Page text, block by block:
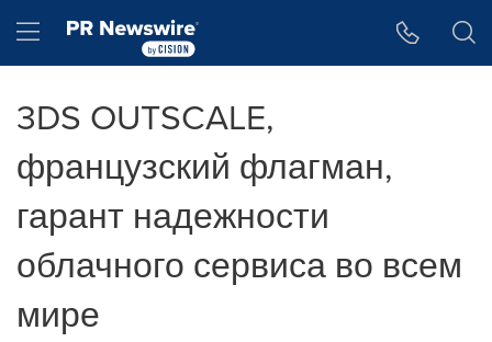
Hamburger menu
3DS OUTSCALE,
французский флагман,
гарант надежности
облачного сервиса во всем
мире